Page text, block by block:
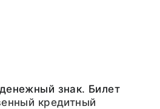
знак. Билет
кредитный